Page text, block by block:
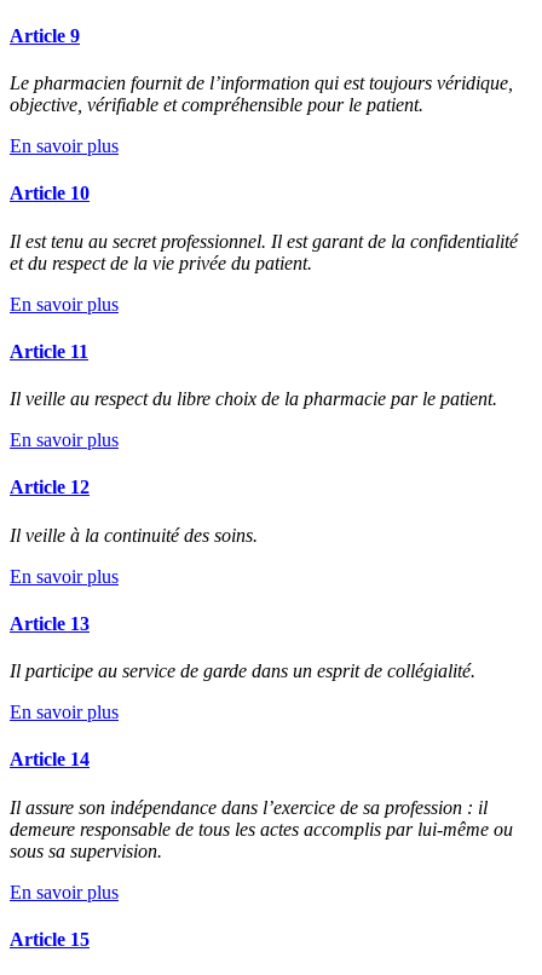
Article 9
Le pharmacien fournit de l’information qui est toujours véridique,
objective, vérifiable et compréhensible pour le patient.
En savoir plus
Article 10
Il est tenu au secret professionnel. Il est garant de la confidentialité
et du respect de la vie privée du patient.
En savoir plus
Article 11
Il veille au respect du libre choix de la pharmacie par le patient.
En savoir plus
Article 12
Il veille à la continuité des soins.
En savoir plus
Article 13
Il participe au service de garde dans un esprit de collégialité.
En savoir plus
Article 14
Il assure son indépendance dans l’exercice de sa profession : il
demeure responsable de tous les actes accomplis par lui-même ou
sous sa supervision.
En savoir plus
Article 15